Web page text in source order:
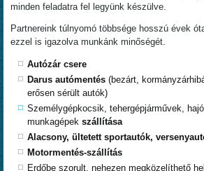
minden feladatra fel legyünk készülve.
Partnereink túlnyomó többsége hosszú évek
ezzel is igazolva munkánk minőségét.
Autózár csere
Darus autómentés(bezárt,
erősen sérült autók)
Személygépkocsik, tehergépjárművek,
munkagépekszállítása
Alacsony, ültetett sportautók,
Motormentés-szállítás
Erdőbe szorult, nehezen megközelíthető